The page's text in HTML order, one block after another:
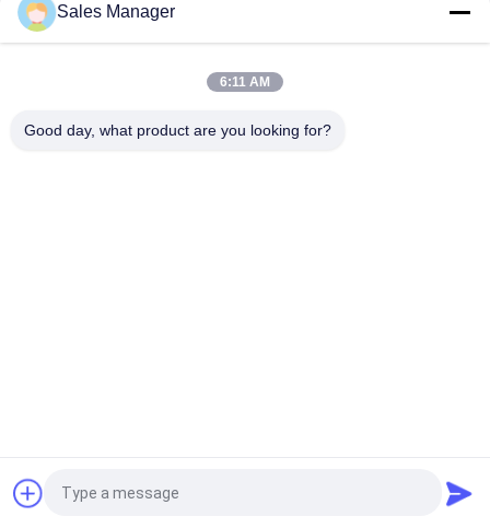
Tagliatrice automatica del cavo di Jumper Wire Forming
Machine Adjustable
Cavo componente del transistor automatico che forma la
Richiedi un preventivo
Sales Manager
6:11 AM
Good day, what product are you looking for?